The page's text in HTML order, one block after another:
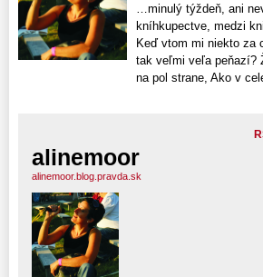
…minulý týždeň, ani
kníhkupectve, medzi
Keď vtom mi niekto za
tak veľmi veľa peňazí?
na pol strane, Ako v
alinemoor
alinemoor.blog.pravda.sk